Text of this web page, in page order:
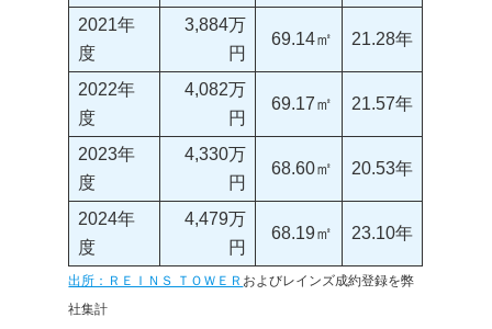
2021年
度
3,884万
円
69.14㎡ 21.28年
2022年
度
4,082万
円
69.17㎡ 21.57年
2023年
度
4,330万
円
68.60㎡ 20.53年
2024年
度
4,479万
円
68.19㎡ 23.10年
出所：ＲＥＩＮＳ ＴＯＷＥＲ およびレインズ成約登録を弊
社集計